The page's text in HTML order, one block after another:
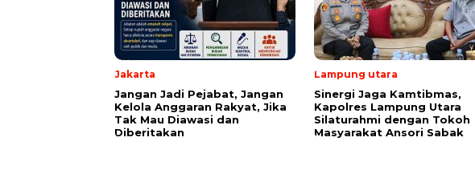
Jakarta
Jangan Jadi Pejabat, Jangan
Kelola Anggaran Rakyat, Jika
Tak Mau Diawasi dan
Diberitakan
Lampung utara
Sinergi Jaga Kamtibmas,
Kapolres Lampung Utara
Silaturahmi dengan Tokoh
Masyarakat Ansori Sabak